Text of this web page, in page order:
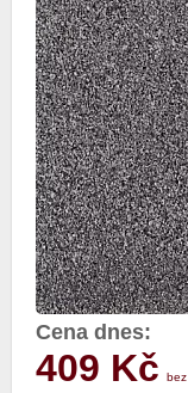
Cena dnes:
409 Kč